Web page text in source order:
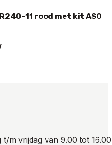
11 rood met kit AS0
t/m vrijdag van 9.00 tot